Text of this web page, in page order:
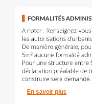
En savoir plus